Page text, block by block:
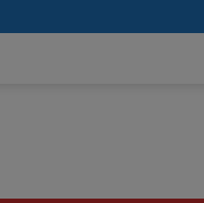
Dulu